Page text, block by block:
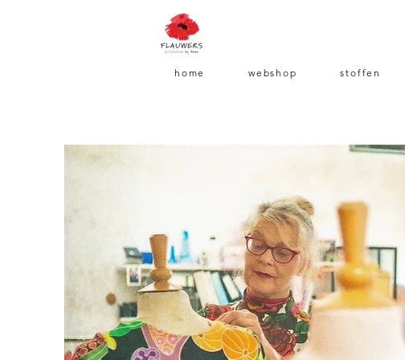
home webshop stoffen
1. Kies een model, kies een
2. Anne maakt elk
past het aan jouw
3. Binnen 14 dagen kun